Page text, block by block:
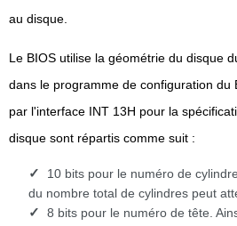
au disque.
Le BIOS utilise la géométrie du disque
dans le programme de configuration du
par l'interface INT 13H pour la
disque sont répartis comme suit :
10 bits pour le numéro de
du nombre total de cylindres peut
8 bits pour le numéro de tête.